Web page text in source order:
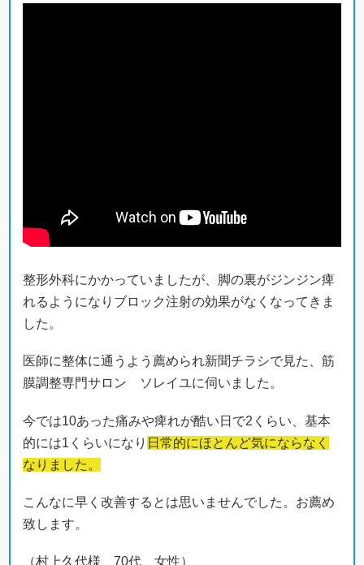
整形外科にかかっていましたが、脚の裏がジンジン痺
れるようになりブロック注射の効果がなくなってきま
した。
医師に整体に通うよう薦められ新聞チラシで見た、筋
膜調整専門サロン ソレイユに伺いました。
今では10あった痛みや痺れが酷い日で2くらい、基本
的には1くらいになり 日常的にほとんど気にならなく
なりました。
こんなに早く改善するとは思いませんでした。お薦め
致します。
（村上久代様 70代 女性）